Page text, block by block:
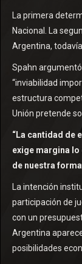
La primera
Nacional. La
Argentina,
Spahn
“inviabilidad
estructura
Unión pretende
“La cantidad de
exige margina
de nuestra
La intención
participación de
con un
Argentina
posibilidades